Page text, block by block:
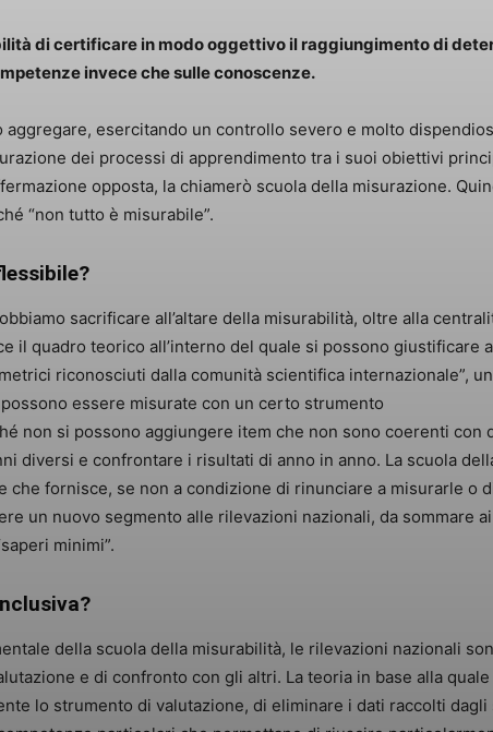
di certificare in modo oggettivo il raggiungimento di
invece che sulle conoscenze.
aggregare, esercitando un controllo severo e molto
dei processi di apprendimento tra i suoi obiettivi
opposta, la chiamerò scuola della misurazione.
“non tutto è misurabile”.
sacrificare all’altare della misurabilità, oltre alla
il quadro teorico all’interno del quale si possono giustificare
riconosciuti dalla comunità scientifica internazionale”,
essere misurate con un certo strumento
non si possono aggiungere item che non sono coerenti
diversi e confrontare i risultati di anno in anno. La scuola
che fornisce, se non a condizione di rinunciare a misurarle o
un nuovo segmento alle rilevazioni nazionali, da sommare
minimi”.
della scuola della misurabilità, le rilevazioni nazionali
e di confronto con gli altri. La teoria in base alla
lo strumento di valutazione, di eliminare i dati raccolti